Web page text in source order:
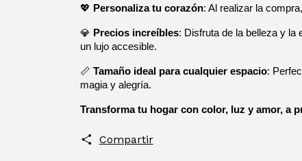
💖 Personaliza tu corazón: Al realizar la
💎 Precios increíbles: Disfruta de la belleza y la
un lujo accesible.
📏 Tamaño ideal para cualquier espacio:
magia y alegría.
Transforma tu hogar con color, luz y amor, a
Compartir